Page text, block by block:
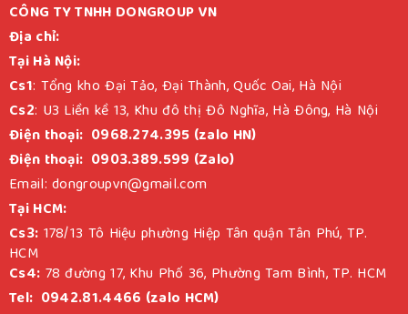
CÔNG TY TNHH DONGROUP VN
Địa chỉ:
Tại Hà Nội:
Cs1: Tổng kho Đại Tảo, Đại Thành, Quốc Oai, Hà Nội
Cs2: U3 Liền kề 13, Khu đô thị Đô Nghĩa, Hà Đông, Hà Nội
Điện thoại: 0968.274.395 (zalo HN)
Điện thoại: 0903.389.599 (Zalo)
Email: dongroupvn@gmail.com
Tại HCM:
Cs3: 178/13 Tô Hiệu phường Hiệp Tân quận Tân Phú, TP.
HCM
Cs4: 78 đường 17, Khu Phố 36, Phường Tam Bình, TP. HCM
Tel: 0942.81.4466 (zalo HCM)